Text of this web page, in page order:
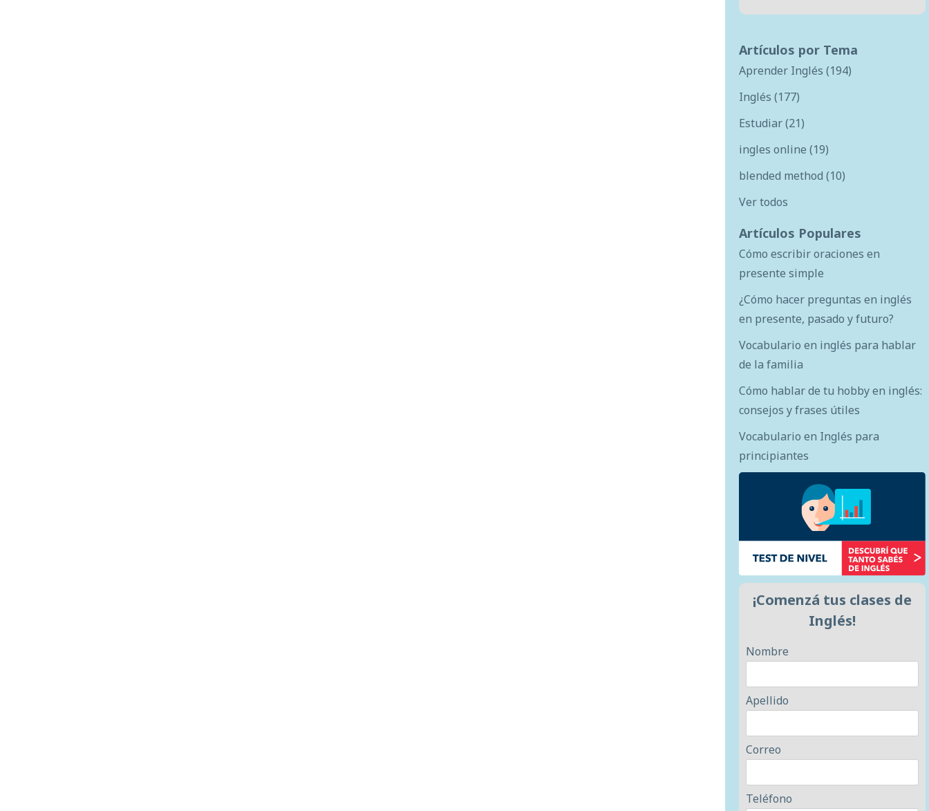
Artículos por Tema
Aprender Inglés (194)
Inglés (177)
Estudiar(21)
ingles online (19)
blended method (10)
Ver todos
Artículos Populares
Cómo escribir oraciones en
presente simple
¿Cómo hacer preguntas en inglés
en presente, pasado y futuro?
Vocabulario en inglés para hablar
de la familia
Cómo hablar de tu hobby en inglés:
consejos y frases útiles
Vocabulario en Inglés para
principiantes
¡Comenzá tus clases de
Inglés!
Nombre
Apellido
Correo
Teléfono